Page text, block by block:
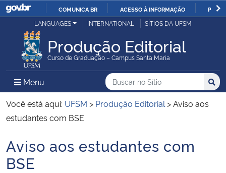
IR
O
COMUNICA BR ACESSO À INFORMAÇÃO
Ministério da Justiça e Segurança Pública
Ministério da Defesa
Ministério das Relações Exteriores
Ministério da Infraestrutura
LANGUAGES INTERNATIONAL SÍTIOS DA UFSM
Produção Editorial
Curso de Graduação – Campus Santa Maria
Menu Menu Principal do Sítio
Busca
Buscar no no Sítio
Busca:
Você está aqui: UFSM > Produção Editorial >Aviso aos
estudantes com BSE
Início do conteúdo
Aviso aos estudantes com
BSE